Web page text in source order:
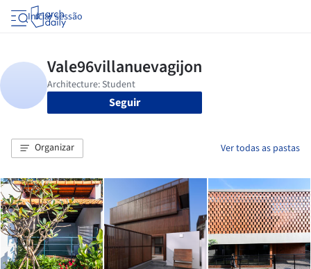
Iniciar sessão
Seguir
Organizar Ver todas as pastas